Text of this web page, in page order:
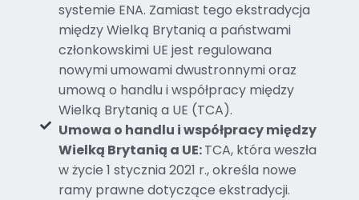
systemie ENA. Zamiast tego ekstradycja
między Wielką Brytanią a państwami
członkowskimi UE jest regulowana
nowymi umowami dwustronnymi oraz
umową o handlu i współpracy między
Wielką Brytanią a UE (TCA).
Umowa o handlu i współpracy między
Wielką Brytanią a UE:TCA, która weszła
w życie 1 stycznia 2021 r., określa nowe
ramy prawne dotyczące ekstradycji.